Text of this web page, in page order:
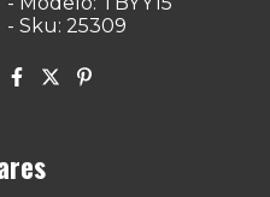
- Sku: 25309